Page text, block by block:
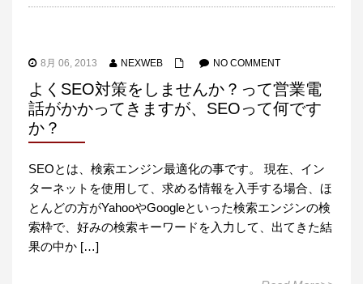
8月 06, 2013 NEXWEB NO COMMENT
よくSEO対策をしませんか？って営業電
話がかかってきますが、SEOって何です
か？
SEOとは、検索エンジン最適化の事です。 現在、イン
ターネットを使用して、求める情報を入手する場合、ほ
とんどの方がYahooやGoogleといった検索エンジンの検
索枠で、好みの検索キーワードを入力して、出てきた結
果の中か […]